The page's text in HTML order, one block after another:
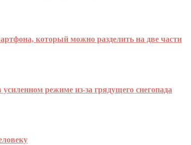
который можно разделить на две части
режиме из-за грядущего снегопада